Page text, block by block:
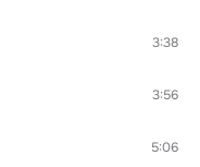
3:38
3:56
5:06